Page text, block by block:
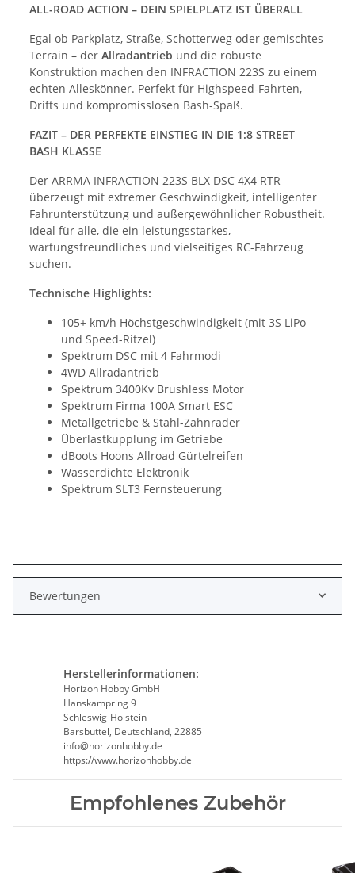
ALL-ROAD ACTION – DEIN SPIELPLATZ IST ÜBERALL
Egal ob Parkplatz, Straße, Schotterweg oder gemischtes
Terrain – der Allradantrieb und die robuste
Konstruktion machen den INFRACTION 223S zu einem
echten Alleskönner. Perfekt für Highspeed-Fahrten,
Drifts und kompromisslosen Bash-Spaß.
FAZIT – DER PERFEKTE EINSTIEG IN DIE 1:8 STREET
BASH KLASSE
Der ARRMA INFRACTION 223S BLX DSC 4X4 RTR
überzeugt mit extremer Geschwindigkeit, intelligenter
Fahrunterstützung und außergewöhnlicher Robustheit.
Ideal für alle, die ein leistungsstarkes,
wartungsfreundliches und vielseitiges RC-Fahrzeug
suchen.
Technische Highlights:
105+ km/h Höchstgeschwindigkeit (mit 3S LiPo
und Speed-Ritzel)
Spektrum DSC mit 4 Fahrmodi
4WD Allradantrieb
Spektrum 3400Kv Brushless Motor
Spektrum Firma 100A Smart ESC
Metallgetriebe & Stahl-Zahnräder
Überlastkupplung im Getriebe
dBoots Hoons Allroad Gürtelreifen
Wasserdichte Elektronik
Spektrum SLT3 Fernsteuerung
Bewertungen
Herstellerinformationen:
Horizon Hobby GmbH
Hanskampring 9
Schleswig-Holstein
Barsbüttel, Deutschland, 22885
info@horizonhobby.de
https://www.horizonhobby.de
Empfohlenes Zubehör